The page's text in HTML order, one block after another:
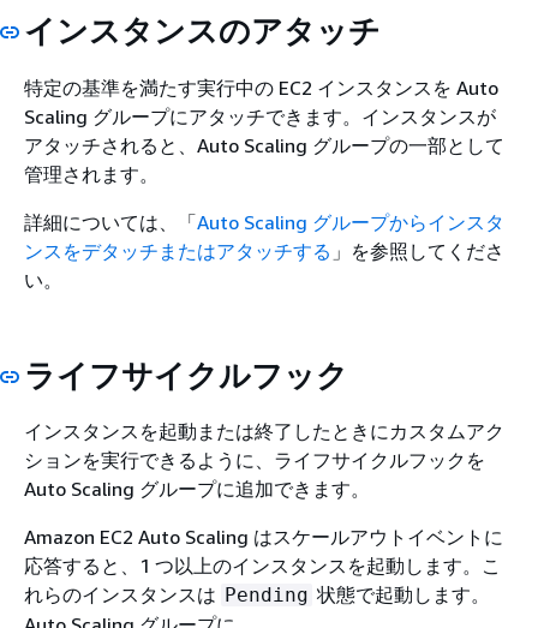
インスタンスのアタッチ
特定の基準を満たす実行中の EC2 インスタンスを Auto
Scaling グループにアタッチできます。インスタンスが
アタッチされると、Auto Scaling グループの一部として
管理されます。
詳細については、「Auto Scaling グループからインスタ
ンスをデタッチまたはアタッチする 」を参照してくださ
い。
ライフサイクルフック
インスタンスを起動または終了したときにカスタムアク
ションを実行できるように、ライフサイクルフックを
Auto Scaling グループに追加できます。
Amazon EC2 Auto Scaling はスケールアウトイベントに
応答すると、1 つ以上のインスタンスを起動します。こ
れらのインスタンスは Pending 状態で起動します。